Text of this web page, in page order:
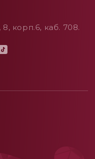
корп.6, каб. 708.